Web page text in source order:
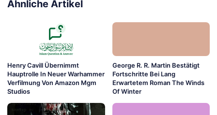
Ähnliche Artikel
Henry Cavill Übernimmt
Hauptrolle In Neuer Warhammer
Verfilmung Von Amazon Mgm
Studios
George R. R. Martin Bestätigt
Fortschritte Bei Lang
Erwartetem Roman The Winds
Of Winter